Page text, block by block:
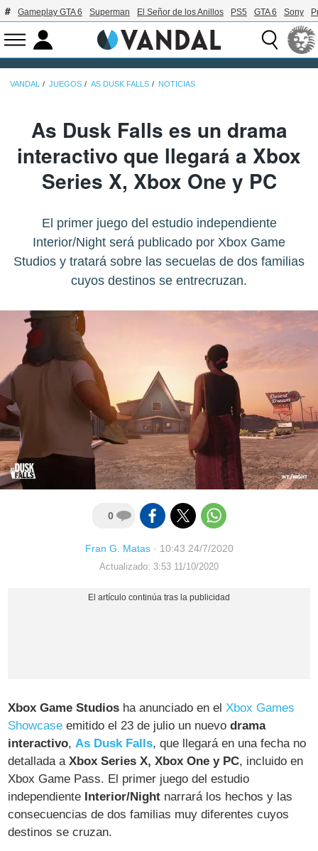
Gameplay GTA 6 Superman El Señor de los Anillos PS5 GTA 6 Sony
VANDAL JUEGOS AS DUSK FALLS NOTICIAS
As Dusk Falls es un drama
interactivo que llegará a Xbox
Series X, Xbox One y PC
El primer juego del estudio independiente
Interior/Night será publicado por Xbox Game
Studios y tratará sobre las secuelas de dos familias
cuyos destinos se entrecruzan.
0
Fran G. Matas· 10:43 24/7/2020
Actualizado: 3:53 11/10/2020
Xbox Game Studios ha anunciado en elXbox Games
Showcase emitido el 23 de julio un nuevodrama
interactivo,As Dusk Falls, que llegará en una fecha no
detallada aXbox Series X, Xbox One y PC, incluido en
Xbox Game Pass. El primer juego del estudio
independiente Interior/Night narrará los hechos y las
consecuencias de dos familias muy diferentes cuyos
destinos se cruzan.